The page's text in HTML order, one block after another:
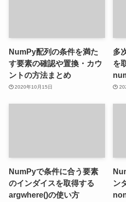
NumPy配列の条件を満た
す要素の確認や置換・カウ
ントの方法まとめ
2020年10月15日
多
を
NumPyで条件に合う要素
のインダイスを取得する
argwhere()の使い方
ン